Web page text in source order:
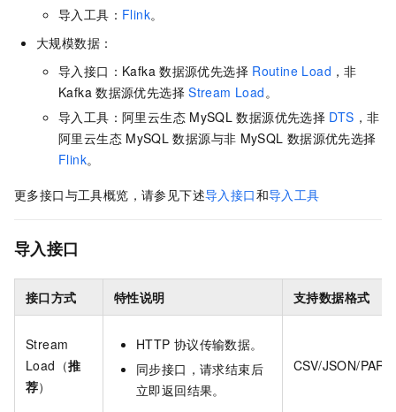
导入工具： Flink。
大规模数据：
导入接口：Kafka 数据源优先选择 Routine Load ，非
Kafka 数据源优先选择 Stream Load。
导入工具：阿里云生态 MySQL 数据源优先选择 DTS ，非
阿里云生态 MySQL 数据源与非 MySQL 数据源优先选择
Flink。
更多接口与工具概览，请参见下述导入接口和导入工具
导入接口
接口方式 特性说明 支持数据格式
Stream
Load（推
荐）
HTTP 协议传输数据。
同步接口，请求结束后
立即返回结果。
CSV/JSON/